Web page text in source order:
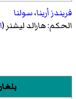
فريندز أرينا،سولنا
الحكم:هارالد ليشنر(